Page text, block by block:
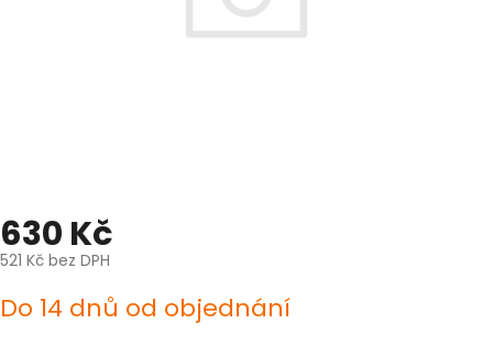
630 Kč
521 Kč bez DPH
cena:
Do 14 dnů od objednání